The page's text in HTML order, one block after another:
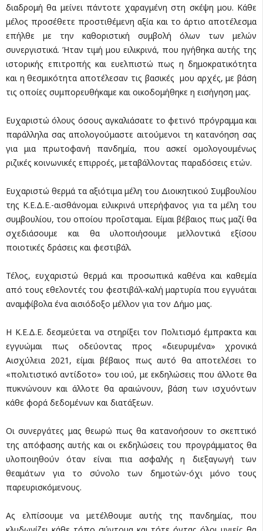
διαδρομή θα μείνει πάντοτε χαραγμένη στη σκέψη μου. Κάθε
μέλος προσέθετε προστιθέμενη αξία και το άρτιο αποτέλεσμα
επήλθε με την καθοριστική συμβολή όλων των μελών
συνεργιστικά. Ήταν τιμή μου ειλικρινά, που ηγήθηκα αυτής της
ιστορικής επιτροπής και ευελπιστώ πως η δημοκρατικότητα
και η θεσμικότητα αποτέλεσαν τις βασικές μου αρχές, με βάση
τις οποίες συμπορευθήκαμε και οικοδομήθηκε η εισήγηση μας.
Ευχαριστώ όλους όσους αγκαλιάσατε το φετινό πρόγραμμα και
παράλληλα σας απολογούμαστε αιτούμενοι τη κατανόηση σας
για μια πρωτοφανή πανδημία, που ασκεί ομολογουμένως
ριζικές κοινωνικές επιρροές, μεταβάλλοντας παραδόσεις ετών.
Ευχαριστώ θερμά τα αξιότιμα μέλη του Διοικητικού Συμβουλίου
της Κ.Ε.Δ.Ε.-αισθάνομαι ειλικρινά υπερήφανος για τα μέλη του
συμβουλίου, του οποίου προΐσταμαι. Είμαι βέβαιος πως μαζί θα
σχεδιάσουμε και θα υλοποιήσουμε μελλοντικά εξίσου
ποιοτικές δράσεις και φεστιβάλ.
Τέλος, ευχαριστώ θερμά και προσωπικά καθένα και καθεμία
από τους εθελοντές του φεστιβάλ-καλή μαρτυρία που εγγυάται
αναμφίβολα ένα αισιόδοξο μέλλον για τον Δήμο μας.
Η Κ.Ε.Δ.Ε. δεσμεύεται να στηρίξει τον Πολιτισμό έμπρακτα και
εγγυώμαι πως οδεύοντας προς «διευρυμένα» χρονικά
Αισχύλεια 2021, είμαι βέβαιος πως αυτό θα αποτελέσει το
«πολιτιστικό αντίδοτο» του ιού, με εκδηλώσεις που άλλοτε θα
πυκνώνουν και άλλοτε θα αραιώνουν, βάση των ισχυόντων
κάθε φορά δεδομένων και διατάξεων.
Οι συνεργάτες μας θεωρώ πως θα κατανοήσουν το σκεπτικό
της απόφασης αυτής και οι εκδηλώσεις του προγράμματος θα
υλοποιηθούν όταν είναι πια ασφαλής η διεξαγωγή των
θεαμάτων για το σύνολο των δημοτών-όχι μόνο τους
παρευρισκόμενους.
Ας ελπίσουμε να μετέλθουμε αυτής της πανδημίας, που